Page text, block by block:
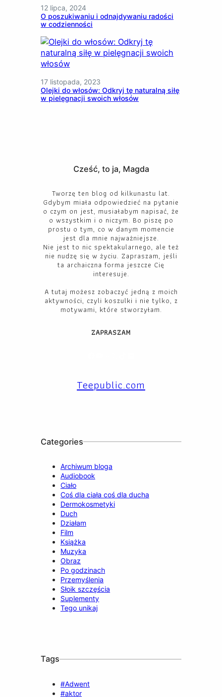
12 lipca, 2024
O poszukiwaniu i odnajdywaniu radości
w codzienności
17 listopada, 2023
Olejki do włosów: Odkryj tę naturalną siłę
w pielęgnacji swoich włosów
Cześć, to ja, Magda
Tworzę ten blog od kilkunastu lat.
Gdybym miała odpowiedzieć na pytanie
o czym on jest, musiałabym napisać, że
o wszystkim i o niczym. Bo piszę po
prostu o tym, co w danym momencie
jest dla mnie najważniejsze.
Nie jest to nic spektakularnego, ale też
nie nudzę się w życiu. Zapraszam, jeśli
ta archaiczna forma jeszcze Cię
interesuje.
A tutaj możesz zobaczyć jedną z moich
aktywności, czyli koszulki i nie tylko, z
motywami, które stworzyłam.
ZAPRASZAM
Teepublic.com
Categories
Archiwum bloga
Audiobook
Ciało
Coś dla ciała coś dla ducha
Dermokosmetyki
Duch
Działam
Film
Książka
Muzyka
Obraz
Po godzinach
Przemyślenia
Słoik szczęścia
Suplementy
Tego unikaj
Tags
#Adwent
#aktor